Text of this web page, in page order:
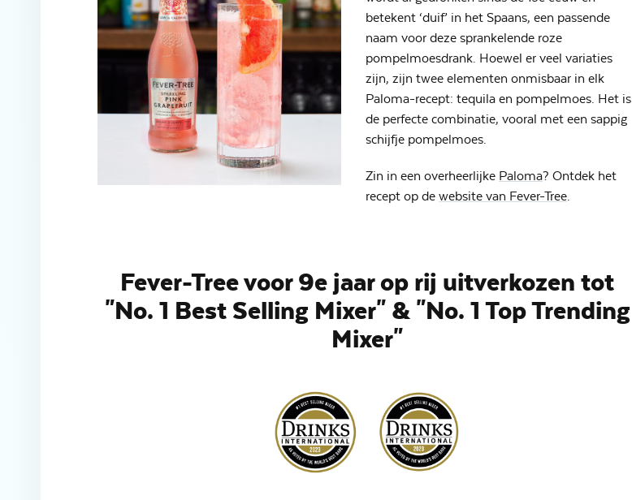
betekent ‘duif’ in het Spaans, een passende
naam voor deze sprankelende roze
pompelmoesdrank. Hoewel er veel variaties
zijn, zijn twee elementen onmisbaar in elk
Paloma-recept: tequila en pompelmoes. Het is
de perfecte combinatie, vooral met een sappig
schijfje pompelmoes.
Zin in een overheerlijke Paloma? Ontdek het
recept op de website van Fever-Tree.
Fever-Tree voor 9e jaar op rij uitverkozen tot
"No. 1 Best Selling Mixer" & "No. 1 Top Trending
Mixer"